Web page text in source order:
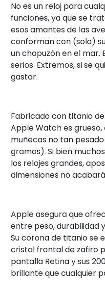
No es un reloj para
funciones, ya que se
esos amantes de las
conforman con (solo)
un chapuzón en el mar.
serios. Extremos, si se
gastar.
Fabricado con titanio
Apple Watch es
muñecas no tan
gramos). Si bien
los relojes grandes,
dimensiones no
Apple asegura que
entre peso, durabilidad
Su corona de titanio se
cristal frontal de zafiro
pantalla Retina y sus
brillante que cualquier